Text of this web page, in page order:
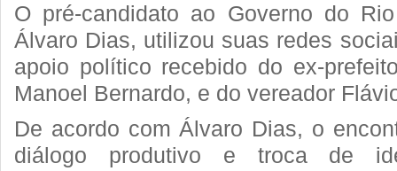
O pré-candidato ao Governo do
Álvaro Dias, utilizou suas redes
apoio político recebido do ex-
Manoel Bernardo, e do vereador
De acordo com Álvaro Dias, o
diálogo produtivo e troca de